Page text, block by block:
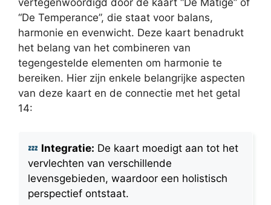
“De Temperance”, die staat voor balans,
harmonie en evenwicht. Deze kaart benadrukt
het belang van het combineren van
tegengestelde elementen om harmonie te
bereiken. Hier zijn enkele belangrijke aspecten
van deze kaart en de connectie met het getal
14:
Integratie: De kaart moedigt aan tot het
vervlechten van verschillende
levensgebieden, waardoor een holistisch
perspectief ontstaat.